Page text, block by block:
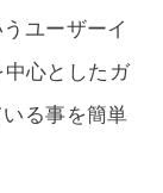
ユーザーイ
心としたガ
る事を簡単